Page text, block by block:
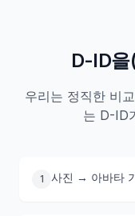
D-ID을
우리는 정직한 비
는 D-ID
1 사진 → 아바타